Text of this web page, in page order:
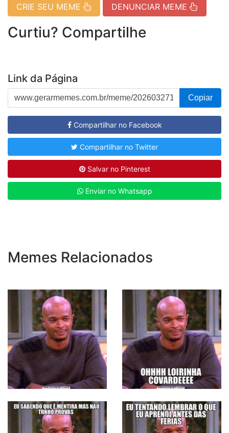
CRIE SEU MEME DENUNCIAR MEME
Curtiu? Compartilhe
Link da Página
Copiar
Compartilhar no Facebook
Compartilhar no Twitter
Salvar no Pinterest
Enviar no Whatsapp
Memes Relacionados